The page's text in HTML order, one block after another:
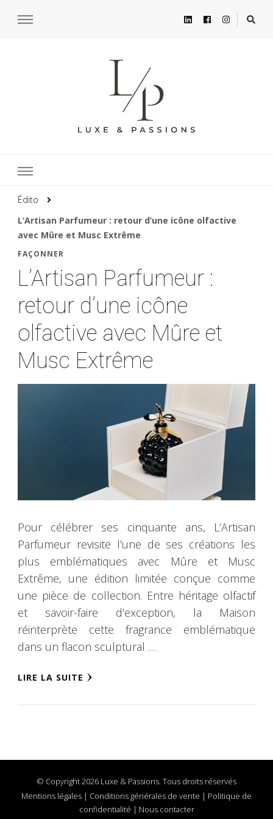
Édito
L’Artisan Parfumeur : retour d’une icône olfactive
avec Mûre et Musc Extrême
FAÇONNER
L’Artisan Parfumeur :
retour d’une icône
olfactive avec Mûre et
Musc Extrême
Pour célébrer ses cinquante ans, L’Artisan
Parfumeur revisite l’une de ses créations les
plus emblématiques avec Mûre et Musc
Extrême, une édition limitée conçue comme
une pièce de collection. Entre héritage olfactif
et savoir-faire d’exception, la Maison
réinterprète cette fragrance emblématique
dans un flacon sculptural …
LIRE LA SUITE
© Copyright 2026 Luxe & Passions. Tous droits réservés
Mentions légales | Conditions générales de vente | Politique de
confidentialité | Nous contacter